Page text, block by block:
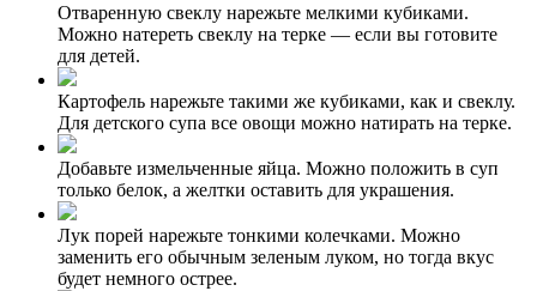
Отваренную свеклу нарежьте мелкими кубиками.
Можно натереть свеклу на терке — если вы готовите
для детей.
Картофель нарежьте такими же кубиками, как и свеклу.
Для детского супа все овощи можно натирать на терке.
Добавьте измельченные яйца. Можно положить в суп
только белок, а желтки оставить для украшения.
Лук порей нарежьте тонкими колечками. Можно
заменить его обычным зеленым луком, но тогда вкус
будет немного острее.